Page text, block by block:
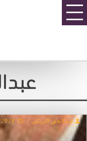
عبدالحق الريكي /